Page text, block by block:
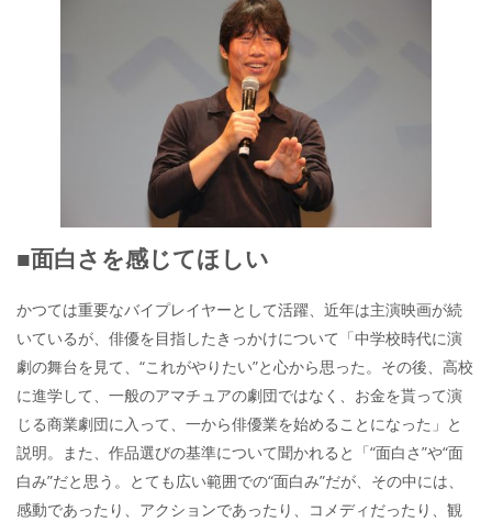
■面白さを感じてほしい
かつては重要なバイプレイヤーとして活躍、近年は主演映画が続
いているが、俳優を目指したきっかけについて「中学校時代に演
劇の舞台を見て、“これがやりたい”と心から思った。その後、高校
に進学して、一般のアマチュアの劇団ではなく、お金を貰って演
じる商業劇団に入って、一から俳優業を始めることになった」と
説明。また、作品選びの基準について聞かれると「“面白さ”や“面
白み”だと思う。とても広い範囲での“面白み”だが、その中には、
感動であったり、アクションであったり、コメディだったり、観